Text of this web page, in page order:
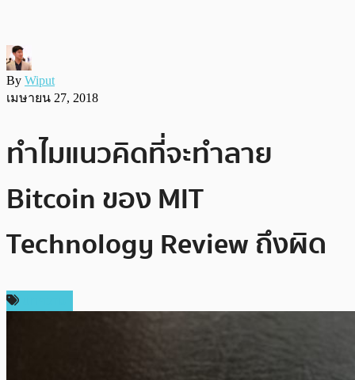
By Wiput
เมษายน 27, 2018
ทำไมแนวคิดที่จะทำลาย
Bitcoin ของ MIT
Technology Review ถึงผิด